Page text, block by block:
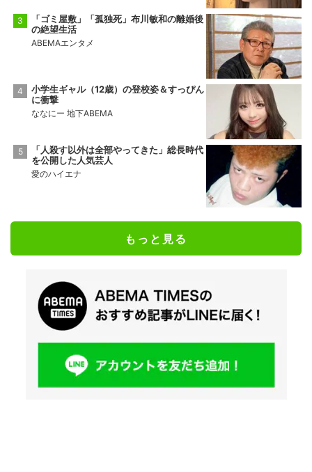
「ゴミ屋敷」「孤独死」布川敏和の離婚後
の絶望生活
ABEMAエンタメ
小学生ギャル（12歳）の登校姿＆すっぴん
に衝撃
ななにー 地下ABEMA
「人殺す以外は全部やってきた」総長時代
を公開した人気芸人
愛のハイエナ
もっと見る